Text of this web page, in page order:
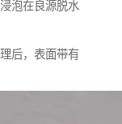
泡在良源脱水
后，表面带有